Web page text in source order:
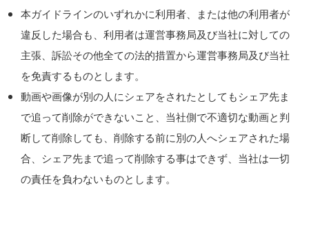
本ガイドラインのいずれかに利用者、または他の利用者が
違反した場合も、利用者は運営事務局及び当社に対しての
主張、訴訟その他全ての法的措置から運営事務局及び当社
を免責するものとします。
動画や画像が別の人にシェアをされたとしてもシェア先ま
で追って削除ができないこと、当社側で不適切な動画と判
断して削除しても、削除する前に別の人へシェアされた場
合、シェア先まで追って削除する事はできず、当社は一切
の責任を負わないものとします。